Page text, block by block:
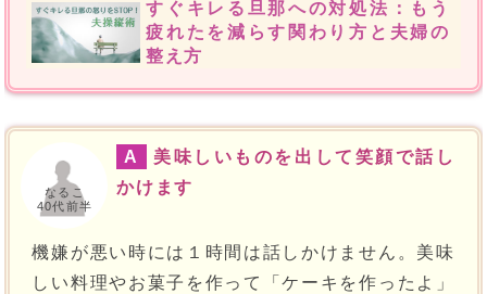
すぐキレる旦那への対処法：もう
疲れたを減らす関わり方と夫婦の
整え方
なるこ
40代前半
A
美味しいものを出して笑顔で話し
かけます
機嫌が悪い時には１時間は話しかけません。美味
しい料理やお菓子を作って「ケーキを作ったよ」